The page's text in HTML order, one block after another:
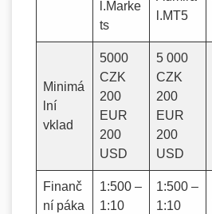
l.Marke
ts
l.MT5
Minimá
lní
vklad
5000
CZK
200
EUR
200
USD
5 000
CZK
200
EUR
200
USD
Finanč
ní páka
1:500 –
1:10
1:500 –
1:10